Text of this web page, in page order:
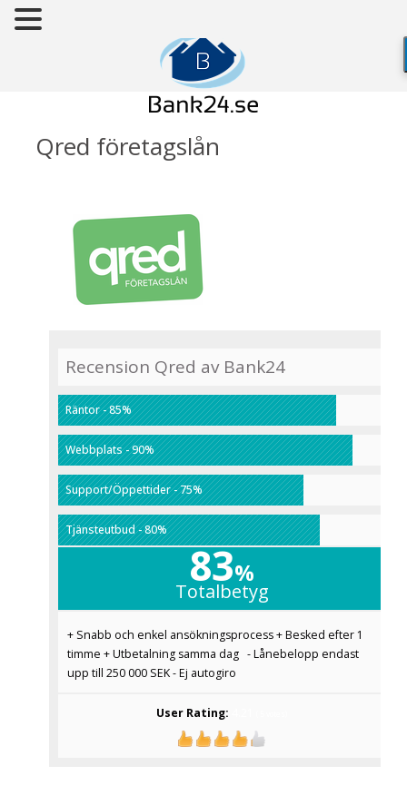
Qred företagslån
Recension Qred av Bank24
Räntor - 85%
Webbplats - 90%
Support/Öppettider - 75%
Tjänsteutbud - 80%
83%
Totalbetyg
+ Snabb och enkel ansökningsprocess + Besked efter 1
timme + Utbetalning samma dag - Lånebelopp endast
upp till 250 000 SEK - Ej autogiro
User Rating: